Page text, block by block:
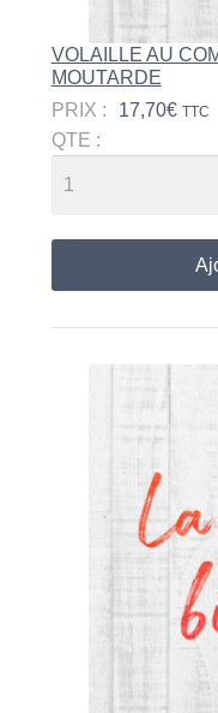
VOLAILLE AU
MOUTARDE
PRIX :
17,70€ TTC
QTE :